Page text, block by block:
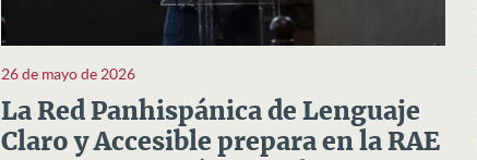
26 de mayo de 2026
La Red Panhispánica de Lenguaje
Claro y Accesible prepara en la RAE